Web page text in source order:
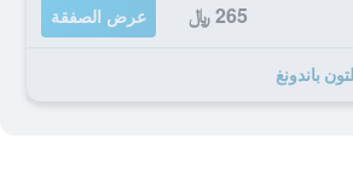
265 ﷼ عرض الصفقة